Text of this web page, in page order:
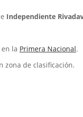
Independiente
la Primera Nacional.
zona de clasificación.